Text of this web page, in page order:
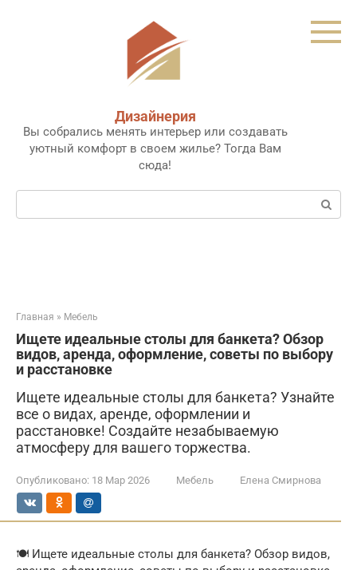
Дизайнерия
Вы собрались менять интерьер или создавать
уютный комфорт в своем жилье? Тогда Вам
сюда!
Поиск:
Главная » Мебель
Ищете идеальные столы для банкета? Обзор
видов, аренда, оформление, советы по выбору
и расстановке
Ищете идеальные столы для банкета? Узнайте
все о видах, аренде, оформлении и
расстановке! Создайте незабываемую
атмосферу для вашего торжества.
Опубликовано: 18 Мар 2026 Мебель Елена Смирнова
🍽️ Ищете идеальные столы для банкета? Обзор видов,